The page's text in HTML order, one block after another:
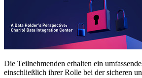
Die Teilnehmenden erhalten ein
einschließlich ihrer Rolle bei der sicheren